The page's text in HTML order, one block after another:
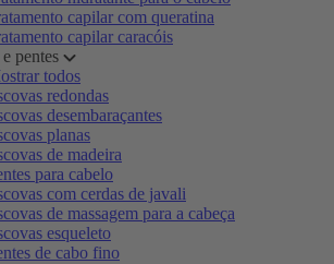
capilar com queratina
capilar caracóis
pentes
todos
redondas
desembaraçantes
planas
de madeira
para cabelo
com cerdas de javali
de massagem para a cabeça
esqueleto
de cabo fino